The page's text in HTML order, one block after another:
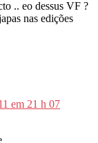
.. eo dessus VF ?
nas edições
em 21 h 07